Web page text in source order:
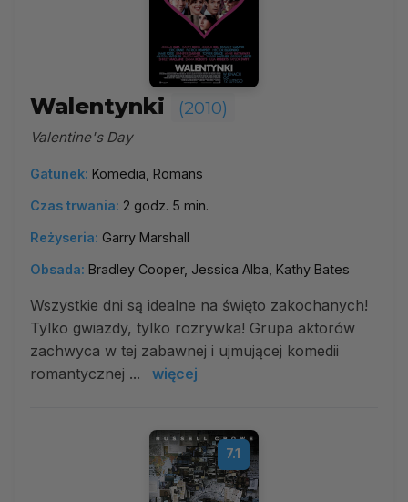
Walentynki (2010)
Valentine's Day
Gatunek: Komedia, Romans
Czas trwania: 2 godz. 5 min.
Reżyseria: Garry Marshall
Obsada: Bradley Cooper, Jessica Alba, Kathy Bates
Wszystkie dni są idealne na święto zakochanych!
Tylko gwiazdy, tylko rozrywka! Grupa aktorów
zachwyca w tej zabawnej i ujmującej komedii
romantycznej ...
więcej
7.1